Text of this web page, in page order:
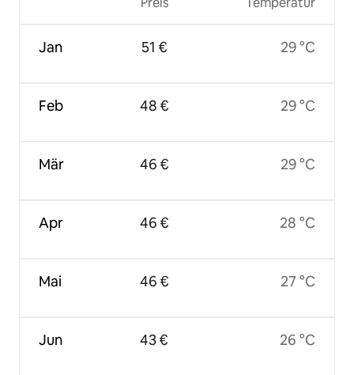
Jan
Feb
Mär
Apr
Mai
Jun
51 €
48 €
46 €
46 €
46 €
43 €
29 °C
29 °C
29 °C
28 °C
27 °C
26 °C